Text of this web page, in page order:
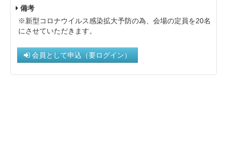
備考
※新型コロナウイルス感染拡大予防の為、会場の定員を20名
にさせていただきます。
会員として申込（要ログイン）